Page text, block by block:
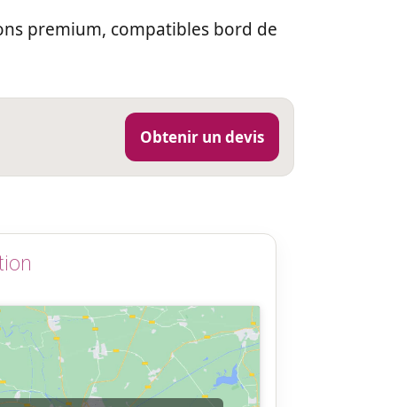
premium, compatibles bord de
Obtenir un devis